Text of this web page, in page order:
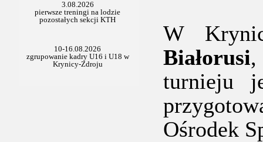
W
Białorusi
turnieju
Ośrodek